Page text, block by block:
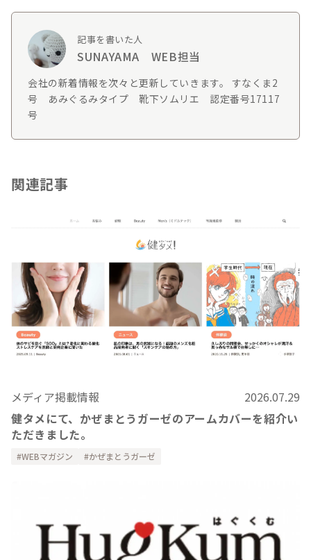
記事を書いた人
SUNAYAMA WEB担当
会社の新着情報を次々と更新していきます。 すなくま2
号 あみぐるみタイプ 靴下ソムリエ 認定番号17117
号
関連記事
メディア掲載情報
2026.07.29
健タメにて、かぜまとうガーゼのアームカバーを紹介い
ただきました。
WEBマガジン かぜまとうガーゼ